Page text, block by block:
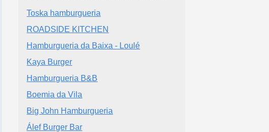
Toska hamburgueria
ROADSIDE KITCHEN
Hamburgueria da Baixa - Loulé
Kaya Burger
Hamburgueria B&B
Boemia da Vila
Big John Hamburgueria
Álef Burger Bar